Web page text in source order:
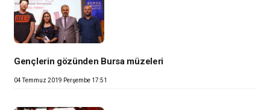
Gençlerin gözünden Bursa müzeleri
04 Temmuz 2019 Perşembe 17:51